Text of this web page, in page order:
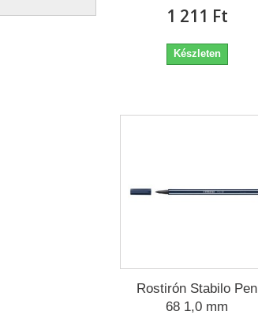
1 211 Ft‎
Készleten
Rostirón Stabilo Pen
68 1,0 mm